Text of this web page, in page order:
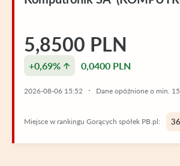
5,8500 PLN
+0,69% 0,0400 PLN
2026-08-06 15:52 Dane opóźnione o min.
Miejsce w rankingu Gorących spółek PB.pl: